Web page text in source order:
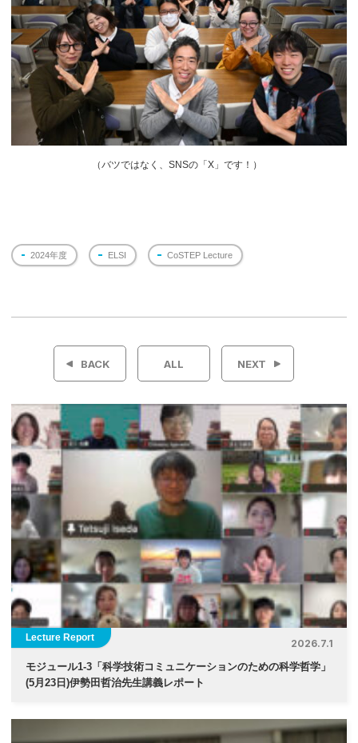
（バツではなく、SNSの「X」です！）
2024年度 ELSI CoSTEP Lecture
投
ビ
ゲ
ー
シ
ョ
ン
BACK ALL NEXT
Lecture Report
2026.7.1
モジュール1-3「科学技術コミュニケーションのための科学哲学」
(5月23日)伊勢⽥哲治先生講義レポート